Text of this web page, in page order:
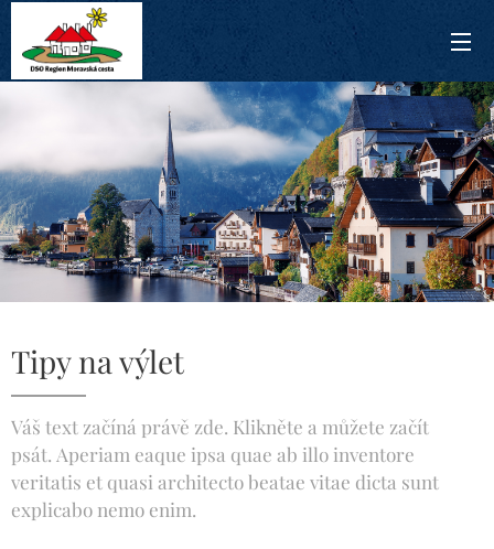
Tipy na výlet
Váš text začíná právě zde. Klikněte a můžete začít
psát. Aperiam eaque ipsa quae ab illo inventore
veritatis et quasi architecto beatae vitae dicta sunt
explicabo nemo enim.